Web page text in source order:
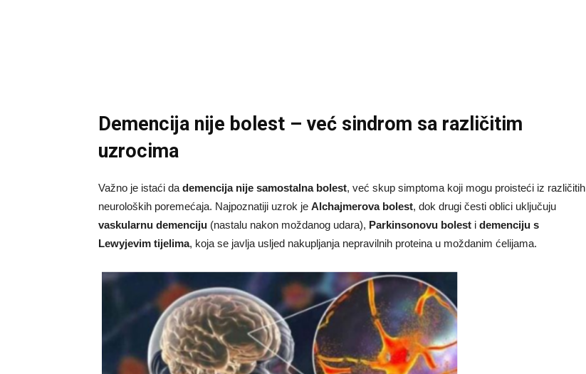
Demencija nije bolest – već sindrom sa različitim
uzrocima
Važno je istaći da demencija nije samostalna bolest, već skup simptoma koji mogu proisteći iz različitih
neuroloških poremećaja. Najpoznatiji uzrok je Alchajmerova bolest, dok drugi česti oblici uključuju
vaskularnu demenciju (nastalu nakon moždanog udara), Parkinsonovu bolest i demenciju s
Lewyjevim tijelima, koja se javlja usljed nakupljanja nepravilnih proteina u moždanim ćelijama.